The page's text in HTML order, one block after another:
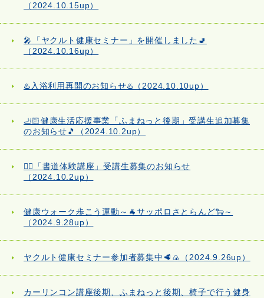
（2024.10.15up）
🎤「ヤクルト健康セミナー」を開催しました🚽
（2024.10.16up）
♨️入浴利用再開のお知らせ♨️（2024.10.10up）
🦶🏻健康生活応援事業「ふまねっと後期」受講生追加募集
のお知らせ🎵（2024.10.2up）
✍🏻「書道体験講座」受講生募集のお知らせ
（2024.10.2up）
健康ウォーク歩こう運動～🐐サッポロさとらんど🐑～
（2024.9.28up）
ヤクルト健康セミナー参加者募集中🥩🍙（2024.9.26up）
カーリンコン講座後期、ふまねっと後期、椅子で行う健身